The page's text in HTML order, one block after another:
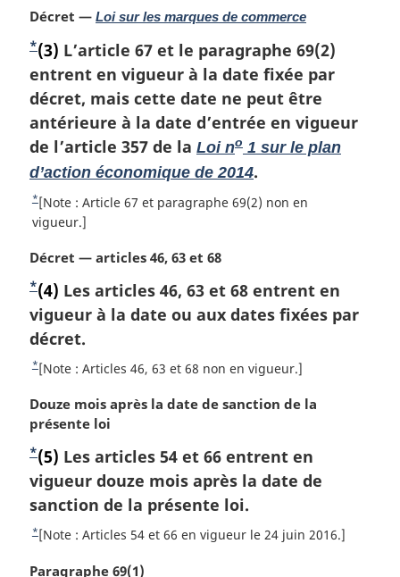
e
c
e
d
l
a
n
o
e
d
b
a
s
d
e
a
g
e
e
d
e
p
a
g
e
o
u
à
l
a
r
é
f
é
r
n
e
d
e
a
o
t
e
d
e
b
a
d
N
o
t
e
m
r
g
i
n
e
Décret — Loi sur les marques de commerce
N
o
t
e
d
e
b
a
d
e
p
a
g
*(3) L’article 67 et le paragraphe 69(2)
entrent en vigueur à la date fixée par
décret, mais cette date ne peut être
antérieure à la date d’entrée en vigueur
de l’article 357 de la Loi no 1 sur le plan
d’action économique de 2014.
R
e
o
u
à
l
a
é
f
é
r
e
c
e
*[Note : Article 67 et paragraphe 69(2) non en
vigueur.]
N
o
t
e
m
a
r
g
i
n
a
l
:
Décret — articles 46, 63 et 68
N
o
t
e
e
b
a
s
d
e
*(4) Les articles 46, 63 et 68 entrent en
vigueur à la date ou aux dates fixées par
décret.
R
t
o
u
à
l
a
é
*[Note : Articles 46, 63 et 68 non en vigueur.]
N
o
t
e
m
a
g
Douze mois après la date de sanction de la
présente loi
N
o
t
e
*(5) Les articles 54 et 66 entrent en
vigueur douze mois après la date de
sanction de la présente loi.
R
*[Note : Articles 54 et 66 en vigueur le 24 juin 2016.]
N
Paragraphe 69(1)